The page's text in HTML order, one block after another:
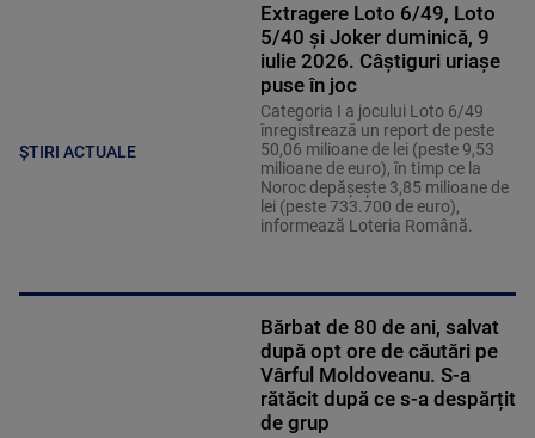
ȘTIRI ACTUALE
Extragere Loto 6/49, Loto
5/40 și Joker duminică, 9
iulie 2026. Câștiguri uriașe
puse în joc
Categoria I a jocului Loto 6/49
înregistrează un report de peste
50,06 milioane de lei (peste 9,53
milioane de euro), în timp ce la
Noroc depăşeşte 3,85 milioane de
lei (peste 733.700 de euro),
informează Loteria Română.
Bărbat de 80 de ani, salvat
după opt ore de căutări pe
Vârful Moldoveanu. S-a
rătăcit după ce s-a despărțit
de grup